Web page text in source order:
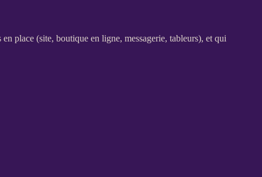
place (site, boutique en ligne, messagerie, tableurs), et qui